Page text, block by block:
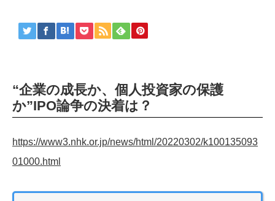
“企業の成長か、個人投資家の保護
か”IPO論争の決着は？
https://www3.nhk.or.jp/news/html/20220302/k100135093
01000.html